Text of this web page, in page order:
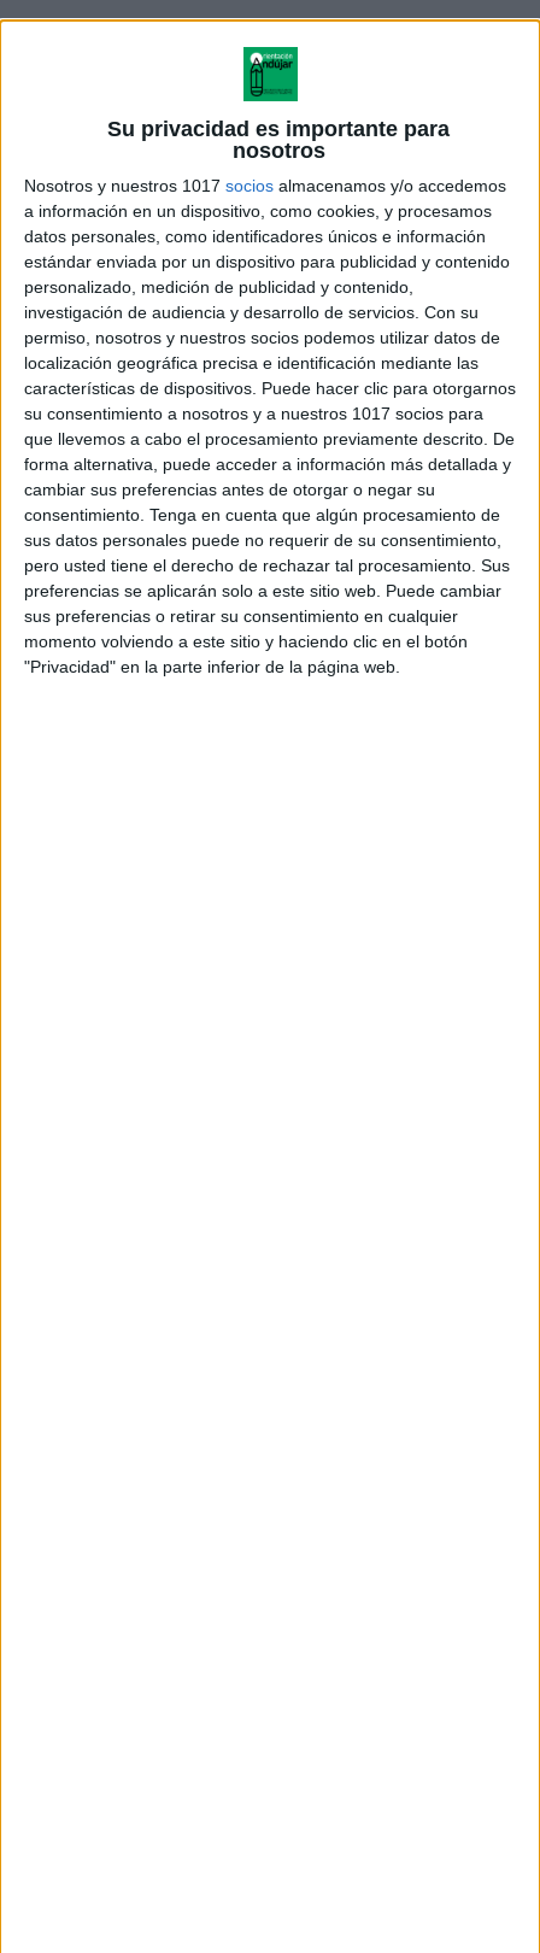
Su privacidad es importante para
nosotros
Nosotros y nuestros 1017 socios almacenamos y/o accedemos
a información en un dispositivo, como cookies, y procesamos
datos personales, como identificadores únicos e información
estándar enviada por un dispositivo para publicidad y contenido
personalizado, medición de publicidad y contenido,
investigación de audiencia y desarrollo de servicios. Con su
permiso, nosotros y nuestros socios podemos utilizar datos de
localización geográfica precisa e identificación mediante las
características de dispositivos. Puede hacer clic para otorgarnos
su consentimiento a nosotros y a nuestros 1017 socios para
que llevemos a cabo el procesamiento previamente descrito. De
forma alternativa, puede acceder a información más detallada y
cambiar sus preferencias antes de otorgar o negar su
consentimiento. Tenga en cuenta que algún procesamiento de
sus datos personales puede no requerir de su consentimiento,
pero usted tiene el derecho de rechazar tal procesamiento. Sus
preferencias se aplicarán solo a este sitio web. Puede cambiar
sus preferencias o retirar su consentimiento en cualquier
momento volviendo a este sitio y haciendo clic en el botón
"Privacidad" en la parte inferior de la página web.